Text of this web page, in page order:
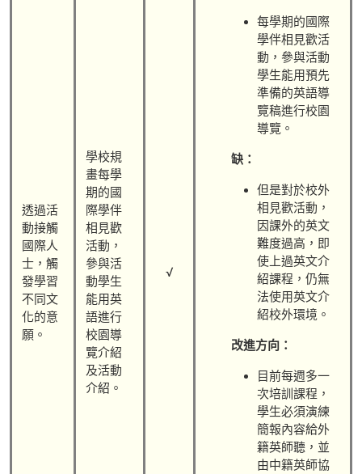
透過活
動接觸
國際人
士，觸
發學習
不同文
化的意
願。
學校規
畫每學
期的國
際學伴
相見歡
活動，
參與活
動學生
能用英
語進行
校園導
覽介紹
及活動
介紹。
√
每學期的國際
學伴相見歡活
動，參與活動
學生能用預先
準備的英語導
覽稿進行校園
導覽。
缺：
但是對於校外
相見歡活動，
因課外的英文
難度過高，即
使上過英文介
紹課程，仍無
法使用英文介
紹校外環境。
改進方向：
目前每週多一
次培訓課程，
學生必須演練
簡報內容給外
籍英師聽，並
由中籍英師協